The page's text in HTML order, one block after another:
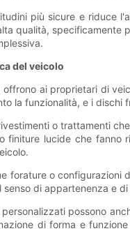
più sicure e
qualità,
del veicolo
ai proprietari di
la funzionalità, e i dischi
o trattamenti
finiture lucide che
forature o
di appartenenza e
possono
di forma e